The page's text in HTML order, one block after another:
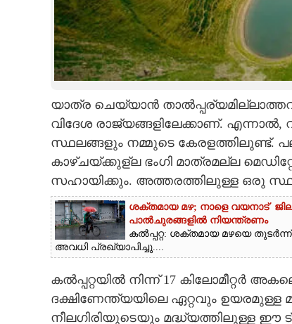
CARTOONS
LITERATURE
CONTACT US
യാത്ര ചെയ്യാൻ
വിദേശ രാജ്യങ്ങളിലേക്കാണ്.
സ്ഥലങ്ങളും നമ്മുടെ കേരളത്തിലുണ്ട്.
കാഴ്‌ചയ്‌ക്കുള്ല ഭംഗി മാത്രമല്ല
സഹായിക്കും. അത്തരത്തിലുള്ള ഒരു
ശക്തമായ മഴ; നാളെ വയനാട്
പാൽചുരങ്ങളിൽ നിയന്ത്രണം
കൽപ്പറ്റ: ശക്തമായ മഴയെ
അവധി പ്രഖ്യാപിച്ചു....
കൽപ്പറ്റയിൽ നിന്ന് 17
ദക്ഷിണേന്ത്യയിലെ ഏറ്റവും ഉയരമുള്ള
നീലഗിരിയുടെയും മദ്ധ്യത്തിലുള്ള ഈ